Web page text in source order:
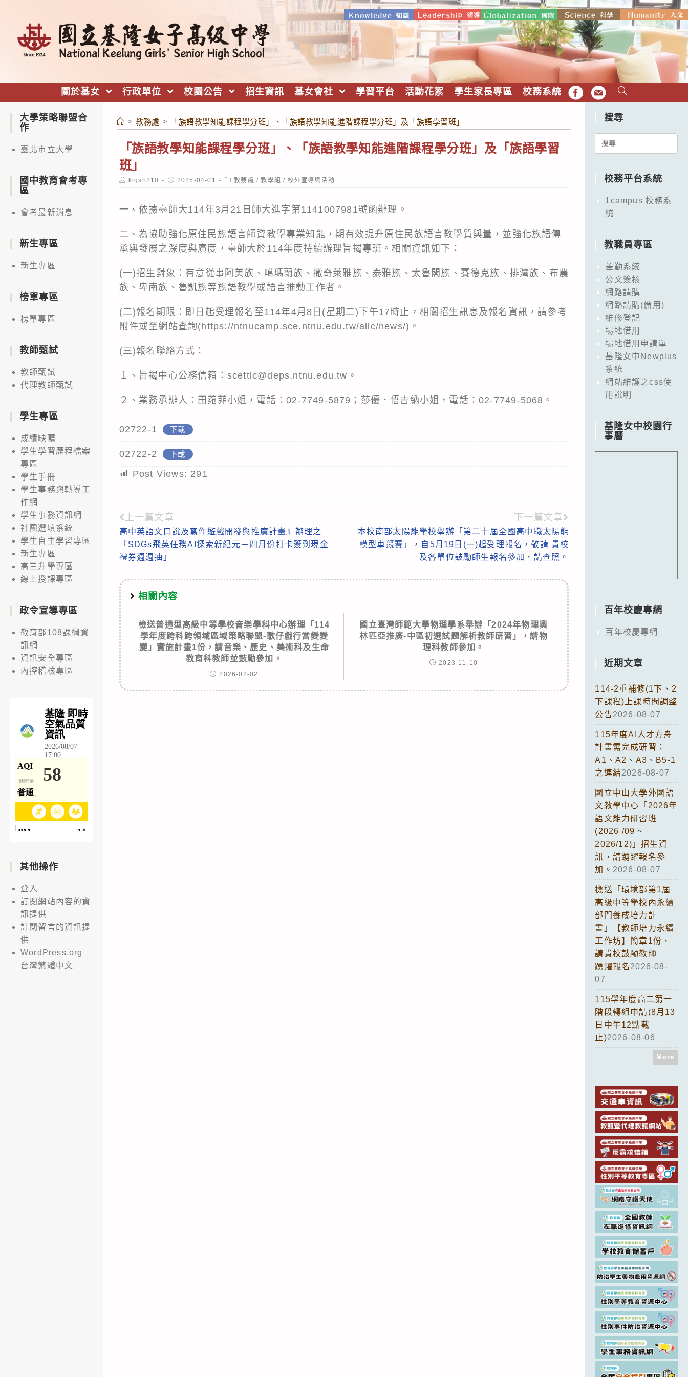
關於基女 行政單位 校園公告 招生資訊 基女會社 學習平台 活動花絮 學生家長專區 校務系統 FB EMAIL
> 教務處 > 「族語教學知能課程學分班」、「族語教學知能進階課程學分班」及「族語學習班」
「族語教學知能課程學分班」、「族語教學知能進階課程學分班」及「族語學習
班」
Post
author:
klgsh210
Post
published:
2025-04-01
Post
category:
教務處 / 教學組 / 校外宣導與活動
一、依據臺師大114年3月21日師大進字第1141007981號函辦理。
二、為協助強化原住民族語言師資教學專業知能，期有效提升原住民族語言教學質與量，並強化族語傳
承與發展之深度與廣度，臺師大於114年度持續辦理旨揭專班。相關資訊如下：
(一)招生對象：有意從事阿美族、噶瑪蘭族、撒奇萊雅族、泰雅族、太魯閣族、賽德克族、排灣族、布農
族、卑南族、魯凱族等族語教學或語言推動工作者。
(二)報名期限：即日起受理報名至114年4月8日(星期二)下午17時止，相關招生訊息及報名資訊，請參考
附件或至網站查詢(https://ntnucamp.sce.ntnu.edu.tw/allc/news/)。
(三)報名聯絡方式：
１、旨揭中心公務信箱：scettlc@deps.ntnu.edu.tw。
２、業務承辦人：田菀菲小姐，電話：02-7749-5879；莎優．悟吉納小姐，電話：02-7749-5068。
02722-1 下載
02722-2 下載
Post Views: 291
Read
more
articles
上一篇文章
高中英語文口說及寫作遊戲開發與推廣計畫』辦理之
「SDGs飛英任務AI探索新紀元－四月份打卡簽到現金
禮券週週抽」
下一篇文章
本校南部太陽能學校舉辦「第二十屆全國高中職太陽能
模型車競賽」，自5月19日(一)起受理報名，敬請 貴校
及各單位鼓勵師生報名參加，請查照。
相關內容
檢送普通型高級中等學校音樂學科中心辦理「114
學年度跨科跨領域區域策略聯盟-歌仔戲行當變變
變」實施計畫1份，請音樂、歷史、美術科及生命
教育科教師並鼓勵參加。
2026-02-02
國立臺灣師範大學物理學系舉辦「2024年物理奧
林匹亞推廣-中區初選試題解析教師研習」，請物
理科教師參加。
2023-11-10
大學策略聯盟合
作
臺北市立大學
國中教育會考專
區
會考最新消息
新生專區
新生專區
榜單專區
榜單專區
教師甄試
教師甄試
代理教師甄試
學生專區
成績缺曠
學生學習歷程檔案
專區
學生手冊
學生事務與轉導工
作網
學生事務資訊網
社團選填系統
學生自主學習專區
新生專區
高三升學專區
線上授課專區
政令宣導專區
教育部108課綱資
訊網
資訊安全專區
內控稽核專區
其他操作
登入
訂閱網站內容的資
訊提供
訂閱留言的資訊提
供
WordPress.org
台灣繁體中文
搜尋
Search
校務平台系統
1campus 校務系
統
教職員專區
差勤系統
公文簽核
網路請購
網路請購(備用)
維修登記
場地借用
場地借用申請單
基隆女中Newplus
系統
網站維護之css使
用說明
基隆女中校園行
事曆
百年校慶專網
百年校慶專網
近期文章
114-2重補修(1下、2
下課程)上課時間調整
公告2026-08-07
115年度AI人才方舟
計畫需完成研習：
A1、A2、A3、B5-1
之連結2026-08-07
國立中山大學外國語
文教學中心「2026年
語文能力研習班
(2026 /09 ~
2026/12)」招生資
訊，請踴躍報名參
加。 2026-08-07
檢送「環境部第1屆
高級中等學校內永續
部門養成培力計
畫」【教師培力永續
工作坊】簡章1份，
請貴校鼓勵教師
踴躍報名2026-08-
07
115學年度高二第一
階段轉組申請(8月13
日中午12點截
止)2026-08-06
More